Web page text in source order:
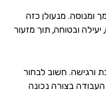
מנעולן כזה
ובטוחה, תוך מזעור
חשוב לבחור
בצורה נכונה